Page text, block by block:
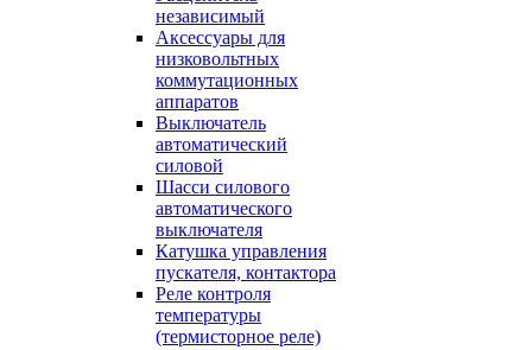
независимый
Аксессуары для
низковольтных
коммутационных
аппаратов
Выключатель
автоматический
силовой
Шасси силового
автоматического
выключателя
Катушка управления
пускателя, контактора
Реле контроля
температуры
(термисторное реле)